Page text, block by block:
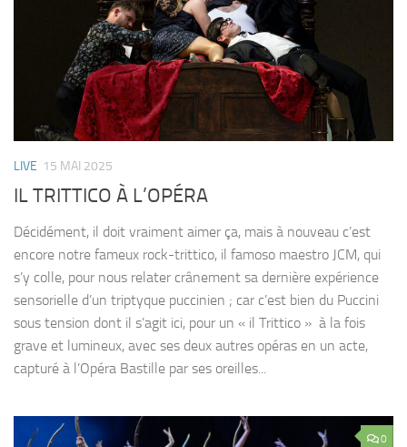
LIVE 15 MAI 2025
IL TRITTICO À L’OPÉRA
Décidément, il doit vraiment aimer ça, mais à nouveau c’est
encore notre fameux rock-trittico, il famoso maestro JCM, qui
s’y colle, pour nous relater crânement sa dernière expérience
sensorielle d’un triptyque puccinien ; car c’est bien du Puccini
sous tension dont il s’agit ici, pour un « il Trittico » à la fois
grave et lumineux, avec ses deux autres opéras en un acte,
capturé à l’Opéra Bastille par ses oreilles...
0